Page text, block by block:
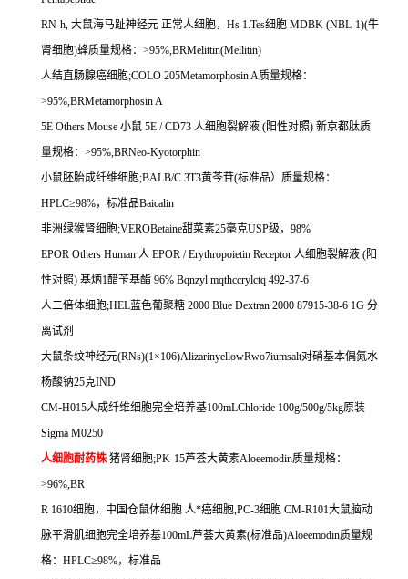
RN-h, 大鼠海马趾神经元 正常人细胞， Hs 1.Tes细胞 MDBK (NBL-1)(牛
肾细胞)蜂质量规格： >95%,BRMelittin(Mellitin)
人结直肠腺癌细胞;COLO 205Metamorphosin A质量规格：
>95%,BRMetamorphosin A
5E Others Mouse 小鼠 5E / CD73 人细胞裂解液 (阳性对照) 新京都肽质
量规格： >95%,BRNeo-Kyotorphin
小鼠胚胎成纤维细胞;BALB/C 3T3黄芩苷(标准品）质量规格：
HPLC≥98%，标准品Baicalin
非洲绿猴肾细胞;VEROBetaine甜菜素25毫克USP级， 98%
EPOR Others Human 人 EPOR / Erythropoietin Receptor 人细胞裂解液 (阳
性对照) 基炳1醋苄基酯 96% Bqnzyl mqthccrylctq 492-37-6
人二倍体细胞;HEL蓝色葡聚糖 2000 Blue Dextran 2000 87915-38-6 1G 分
离试剂
大鼠条纹神经元(RNs)(1×106)AlizarinyellowRwo7iumsalt对硝基本偶氮水
杨酸钠25克IND
CM-H015人成纤维细胞完全培养基100mLChloride 100g/500g/5kg原装
Sigma M0250
人细胞耐药株猪肾细胞;PK-15芦荟大黄素Aloeemodin质量规格：
>96%,BR
R 1610细胞，中国仓鼠体细胞 人*癌细胞,PC-3细胞 CM-R101大鼠脑动
脉平滑肌细胞完全培养基100mL芦荟大黄素(标准品)Aloeemodin质量规
格： HPLC≥98%，标准品